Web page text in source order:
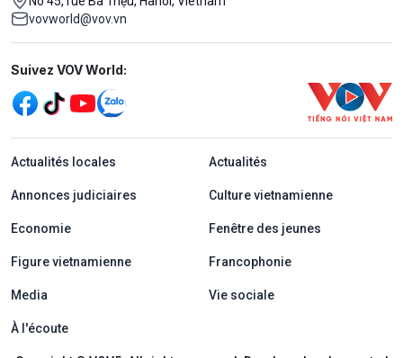
vovworld@vov.vn
Mạng xã hội
Suivez VOV World:
menu footer tiếng Pháp
Actualités locales Actualités
Annonces judiciaires Culture vietnamienne
Economie Fenêtre des jeunes
Figure vietnamienne Francophonie
Media Vie sociale
À l'écoute